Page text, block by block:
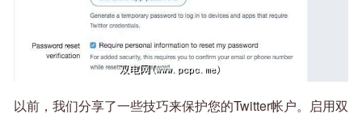
以前，我们分享了一些技巧来保护您的Twitter帐户。启用双